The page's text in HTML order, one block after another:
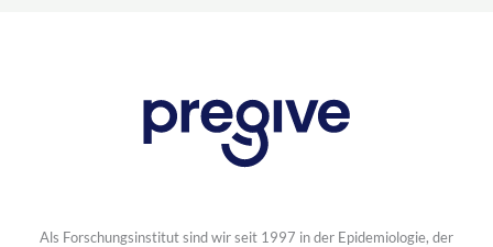
Als Forschungsinstitut sind wir seit 1997 in der Epidemiologie, der